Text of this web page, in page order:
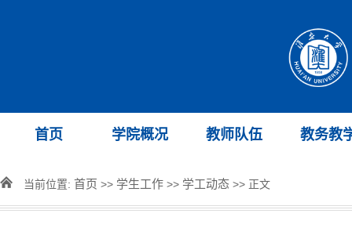
首页 学院概况 教师队伍 教务教
当前位置: 首页 >> 学生工作 >> 学工动态 >> 正文